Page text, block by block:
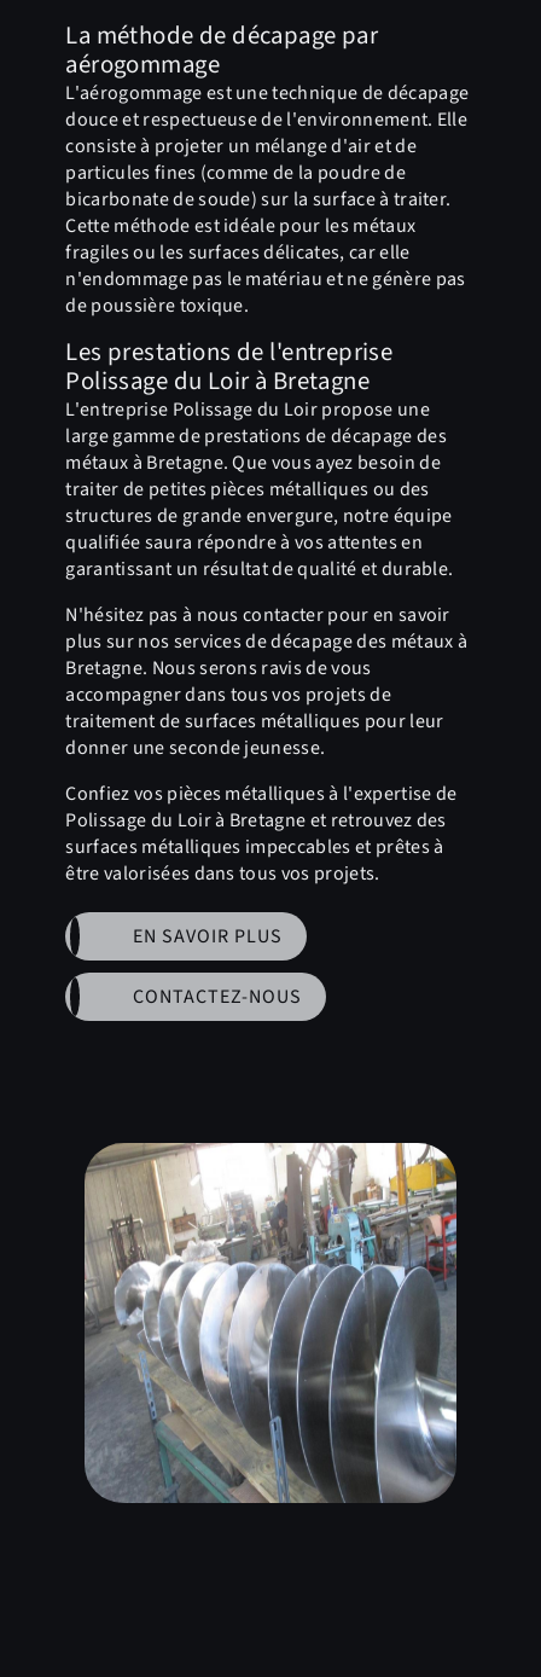
La méthode de décapage par
aérogommage
L'aérogommage est une technique de décapage
douce et respectueuse de l'environnement. Elle
consiste à projeter un mélange d'air et de
particules fines (comme de la poudre de
bicarbonate de soude) sur la surface à traiter.
Cette méthode est idéale pour les métaux
fragiles ou les surfaces délicates, car elle
n'endommage pas le matériau et ne génère pas
de poussière toxique.
Les prestations de l'entreprise
Polissage du Loir à Bretagne
L'entreprise Polissage du Loir propose une
large gamme de prestations de décapage des
métaux à Bretagne. Que vous ayez besoin de
traiter de petites pièces métalliques ou des
structures de grande envergure, notre équipe
qualifiée saura répondre à vos attentes en
garantissant un résultat de qualité et durable.
N'hésitez pas à nous contacter pour en savoir
plus sur nos services de décapage des métaux à
Bretagne. Nous serons ravis de vous
accompagner dans tous vos projets de
traitement de surfaces métalliques pour leur
donner une seconde jeunesse.
Confiez vos pièces métalliques à l'expertise de
Polissage du Loir à Bretagne et retrouvez des
surfaces métalliques impeccables et prêtes à
être valorisées dans tous vos projets.
EN SAVOIR PLUS
CONTACTEZ-NOUS